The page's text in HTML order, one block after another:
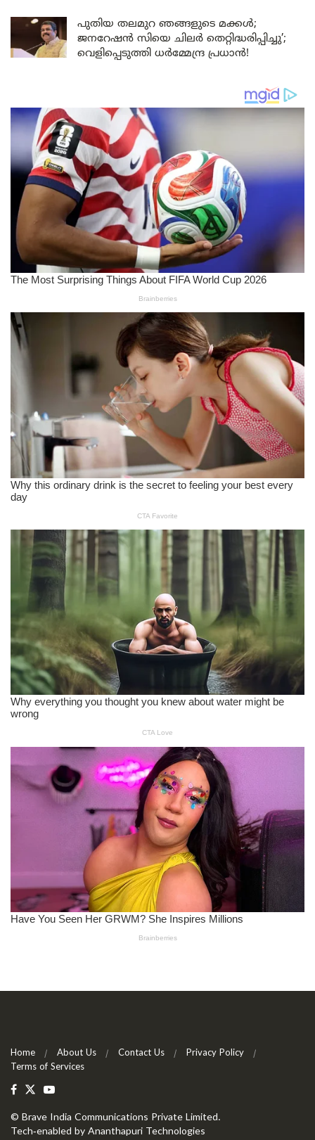
പുതിയ തലമുറ ഞങ്ങളുടെ മക്കൾ;
ജനറേഷൻ സിയെ ചിലർ തെറ്റിദ്ധരിപ്പിച്ചു’;
വെളിപ്പെടുത്തി ധർമ്മേന്ദ്ര പ്രധാൻ!
Home About Us Contact Us
Privacy Policy
Terms of Services
© Brave India Communications Private Limited.
Tech-enabled by Ananthapuri Technologies